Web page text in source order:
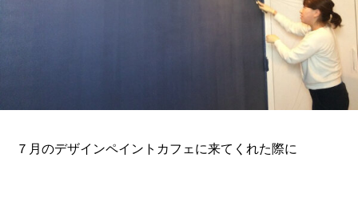
７月のデザインペイントカフェに来てくれた際に